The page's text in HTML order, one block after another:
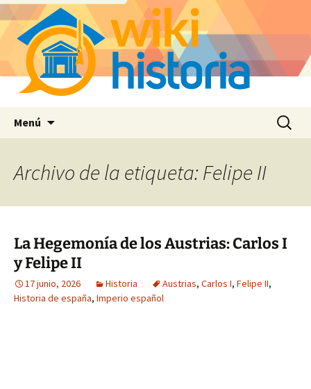
Menú Buscar:
Archivo de la etiqueta: Felipe II
La Hegemonía de los Austrias: Carlos I
y Felipe II
17 junio, 2026 Historia Austrias, Carlos I, Felipe II,
Historia de españa, Imperio español